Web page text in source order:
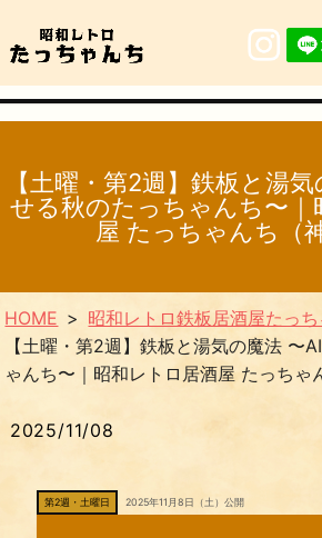
【土曜・第2週】鉄板と湯
せる秋のたっちゃんち〜｜
屋 たっちゃんち（
HOME
昭和レトロ鉄板居酒屋たっ
【土曜・第2週】鉄板と湯気の魔法 〜
ゃんち〜｜昭和レトロ居酒屋 たっちゃ
2025/11/08
第2週・土曜日 2025年11月8日（土）公開